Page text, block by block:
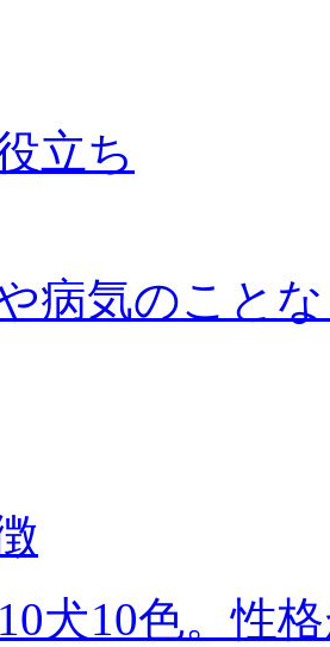
立ち
病気のこと
犬10色。性